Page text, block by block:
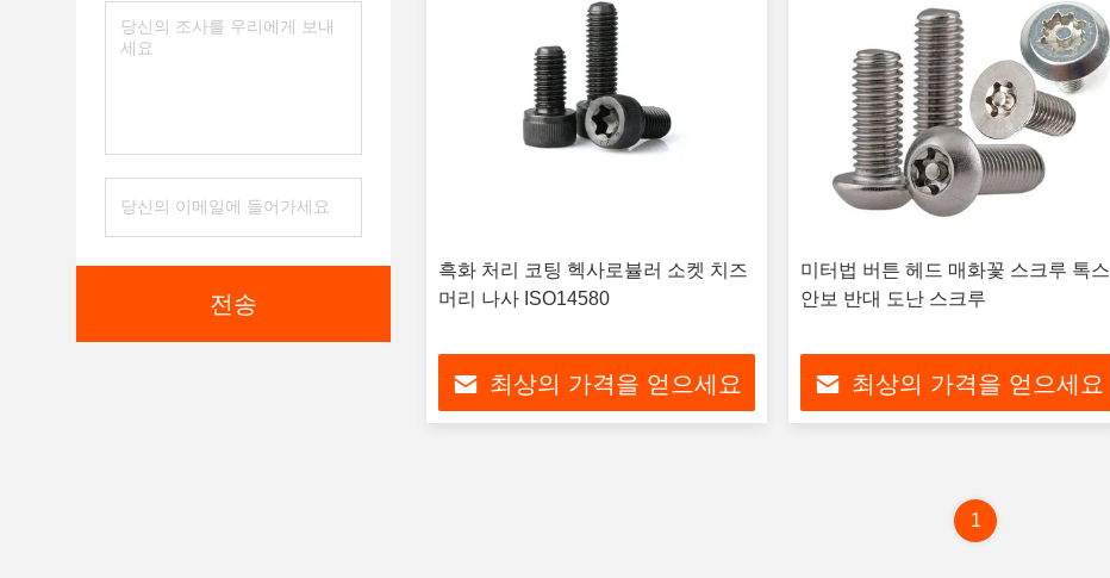
전송
흑화 처리 코팅 헥사로뷸러 소켓 치즈
머리 나사 ISO14580
최상의 가격을 얻으세요
미터법 버튼 헤드 매화꽃 스크루 톡스
안보 반대 도난 스크루
최상의 가격을 얻으세요
1